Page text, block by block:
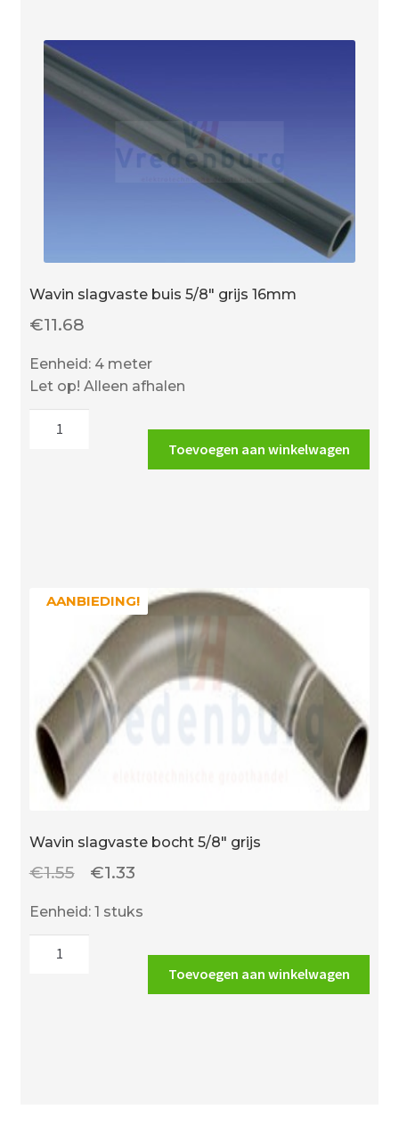
Wavin slagvaste buis 5/8″ grijs 16mm
€11.68
Eenheid: 4 meter
Let op! Alleen afhalen
Toevoegen aan winkelwagen
AANBIEDING!
Wavin slagvaste bocht 5/8″ grijs
AANBIEDING!
€1.55
Oorspronkelijke
€1.33Huidige
€1.33.
Eenheid: 1 stuks
Toevoegen aan winkelwagen